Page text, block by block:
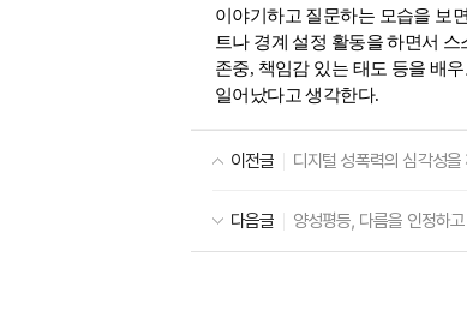
이야기하고 질문하는 모습을 보
트나 경계 설정 활동을 하면서
존중, 책임감 있는 태도 등을 배
일어났다고 생각한다.
이전글 디지털 성폭력의 심각성
다음글 양성평등, 다름을 인정하